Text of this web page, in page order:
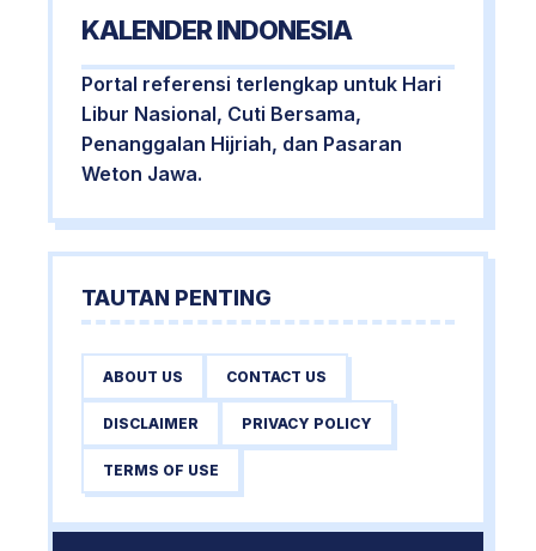
KALENDER INDONESIA
Portal referensi terlengkap untuk Hari
Libur Nasional, Cuti Bersama,
Penanggalan Hijriah, dan Pasaran
Weton Jawa.
TAUTAN PENTING
ABOUT US CONTACT US
DISCLAIMER PRIVACY POLICY
TERMS OF USE